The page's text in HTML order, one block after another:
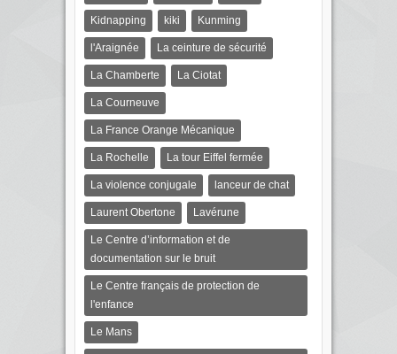
Kidnapping kiki Kunming
l'Araignée La ceinture de sécurité
La Chamberte La Ciotat
La Courneuve
La France Orange Mécanique
La Rochelle La tour Eiffel fermée
La violence conjugale lanceur de chat
Laurent Obertone Lavérune
Le Centre d’information et de
documentation sur le bruit
Le Centre français de protection de
l'enfance
Le Mans